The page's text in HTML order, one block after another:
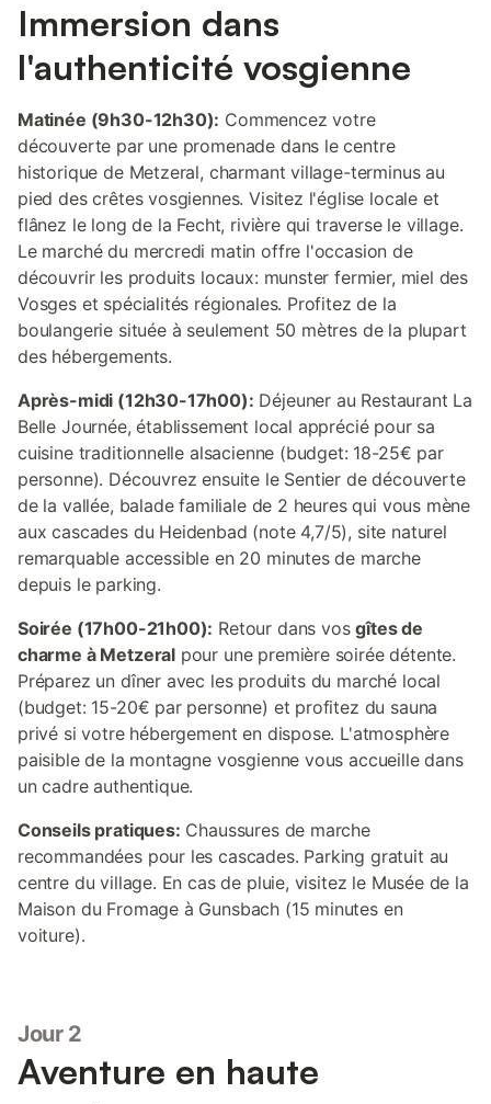
Immersion dans
l'authenticité vosgienne
Matinée (9h30-12h30): Commencez votre
découverte par une promenade dans le centre
historique de Metzeral, charmant village-terminus au
pied des crêtes vosgiennes. Visitez l'église locale et
flânez le long de la Fecht, rivière qui traverse le village.
Le marché du mercredi matin offre l'occasion de
découvrir les produits locaux: munster fermier, miel des
Vosges et spécialités régionales. Profitez de la
boulangerie située à seulement 50 mètres de la plupart
des hébergements.
Après-midi (12h30-17h00): Déjeuner au Restaurant La
Belle Journée, établissement local apprécié pour sa
cuisine traditionnelle alsacienne (budget: 18-25€ par
personne). Découvrez ensuite le Sentier de découverte
de la vallée, balade familiale de 2 heures qui vous mène
aux cascades du Heidenbad (note 4,7/5), site naturel
remarquable accessible en 20 minutes de marche
depuis le parking.
Soirée (17h00-21h00): Retour dans vosgîtes de
charme à Metzeral pour une première soirée détente.
Préparez un dîner avec les produits du marché local
(budget: 15-20€ par personne) et profitez du sauna
privé si votre hébergement en dispose. L'atmosphère
paisible de la montagne vosgienne vous accueille dans
un cadre authentique.
Conseils pratiques: Chaussures de marche
recommandées pour les cascades. Parking gratuit au
centre du village. En cas de pluie, visitez le Musée de la
Maison du Fromage à Gunsbach (15 minutes en
voiture).
Jour 2
Aventure en haute